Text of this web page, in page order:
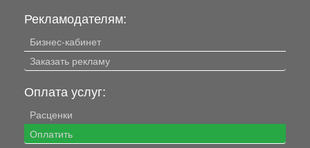
Рекламодателям:
Бизнес-кабинет
Заказать рекламу
Оплата услуг:
Расценки
Оплатить